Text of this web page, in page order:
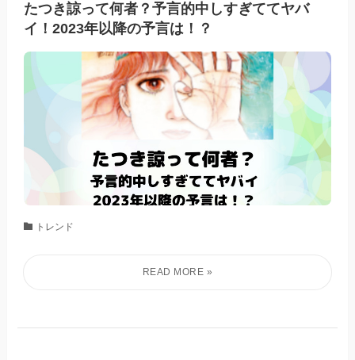
たつき諒って何者？予言的中しすぎててヤバ
イ！2023年以降の予言は！？
トレンド